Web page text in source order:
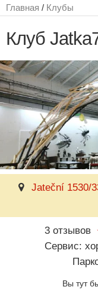
Главная / Клубы
Клуб
Jateční 1530/
3 отзывов
Сервис:
Вы тут